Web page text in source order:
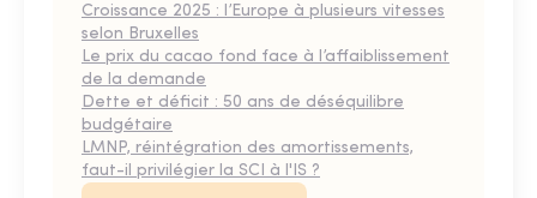
Croissance 2025 : l’Europe à plusieurs vitesses
selon Bruxelles
Le prix du cacao fond face à l’affaiblissement
de la demande
Dette et déficit : 50 ans de déséquilibre
budgétaire
LMNP, réintégration des amortissements,
faut-il privilégier la SCI à l'IS ?